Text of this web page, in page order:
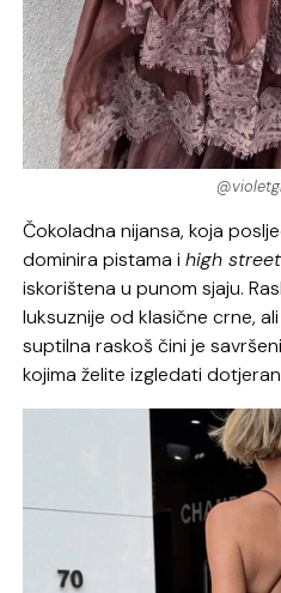
Čokoladna nijansa, koja
dominira pistama ihigh street
iskorištena u punom sjaju.
luksuznije od klasične crne,
suptilna raskoš čini je
kojima želite izgledati